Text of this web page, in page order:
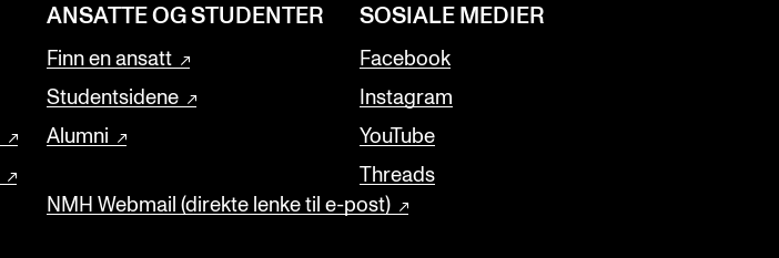
ANSATTE OG STUDENTER
Finn en ansatt
Studentsidene
Alumni
NMH Webmail (direkte lenke til e-post)
SOSIALE MEDIER
Facebook
Instagram
YouTube
Threads